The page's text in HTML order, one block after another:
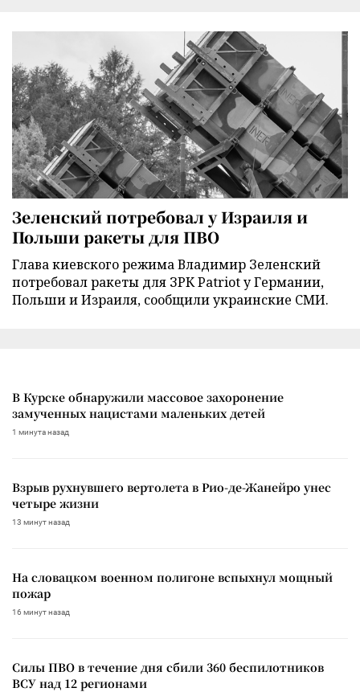
Зеленский потребовал у Израиля и
Польши ракеты для ПВО
Глава киевского режима Владимир Зеленский
потребовал ракеты для ЗРК Patriot у Германии,
Польши и Израиля, сообщили украинские СМИ.
В Курске обнаружили массовое захоронение
замученных нацистами маленьких детей
1 минута назад
Взрыв рухнувшего вертолета в Рио-де-Жанейро унес
четыре жизни
13 минут назад
На словацком военном полигоне вспыхнул мощный
пожар
16 минут назад
Силы ПВО в течение дня сбили 360 беспилотников
ВСУ над 12 регионами